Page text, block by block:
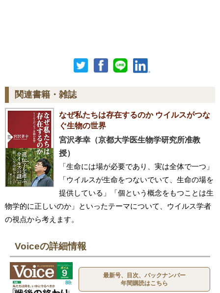
関連書籍・雑誌
なぜ私たちは存在するのか ウイルスがつな
ぐ生物の世界
宮沢孝幸（京都大学医生物学研究所准教
授）
「生命には場が必要であり、実は全体で一つ」
「ウイルスが生命をつないでいて、生命の場を
提供している」「個という概念をもつことは生
物学的に正しいのか」といったテーマについて、ウイルス学者
の視点から考えます。
Voiceの詳細情報
最新号、目次、バックナンバー
年間購読はこちら